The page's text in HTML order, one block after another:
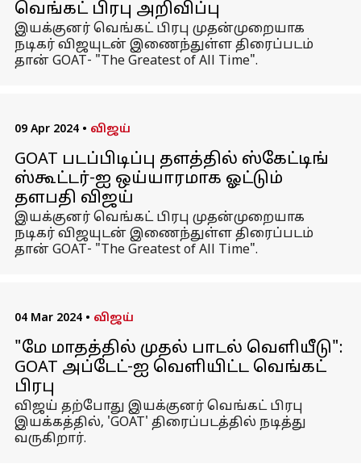
வெங்கட் பிரபு அறிவிப்பு
இயக்குனர் வெங்கட் பிரபு முதன்முறையாக
நடிகர் விஜயுடன் இணைந்துள்ள திரைப்படம்
தான் GOAT- "The Greatest of All Time".
09 Apr 2024 • விஜய்
GOAT படப்பிடிப்பு தளத்தில் ஸ்கேட்டிங்
ஸ்கூட்டர்-ஐ ஒய்யாரமாக ஓட்டும்
தளபதி விஜய்
இயக்குனர் வெங்கட் பிரபு முதன்முறையாக
நடிகர் விஜயுடன் இணைந்துள்ள திரைப்படம்
தான் GOAT- "The Greatest of All Time".
04 Mar 2024 • விஜய்
"மே மாதத்தில் முதல் பாடல் வெளியீடு":
GOAT அப்டேட்-ஐ வெளியிட்ட வெங்கட்
பிரபு
விஜய் தற்போது இயக்குனர் வெங்கட் பிரபு
இயக்கத்தில், 'GOAT' திரைப்படத்தில் நடித்து
வருகிறார்.